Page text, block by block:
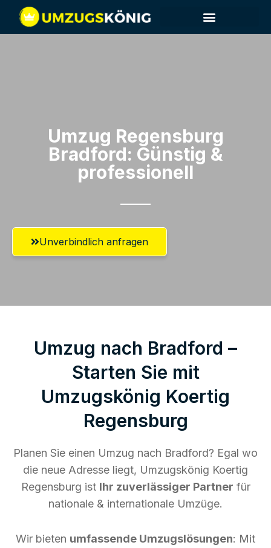
Umzug Regensburg​
Bradford: Günstig &
professionell​
Unverbindlich anfragen
Umzug nach Bradford –
Starten Sie mit
Umzugskönig Koertig
Regensburg
Planen Sie einen Umzug nach Bradford? Egal wo
die neue Adresse liegt, Umzugskönig Koertig
Regensburg ist Ihr zuverlässiger Partner für
nationale & internationale Umzüge.
Wir bieten umfassende Umzugslösungen: Mit